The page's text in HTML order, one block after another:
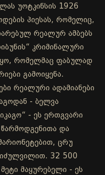
უოტკინსის 1926
პიესას, რომელიც,
რეალურ ამბებს
კრიმინალური
რომელმაც ფაბულად
გამოიყენა.
რეალური ადამიანები
- ბელვა
- ეს ერთგვარი
წარმოდგენითა და
ცრუ
32 500
მაყურებელი - ეს